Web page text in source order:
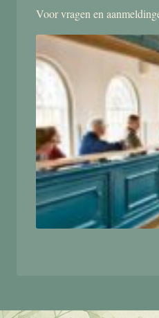
Voor vragen en